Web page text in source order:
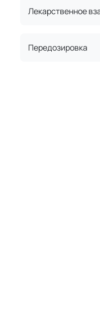
Лекарственное
Передозировка